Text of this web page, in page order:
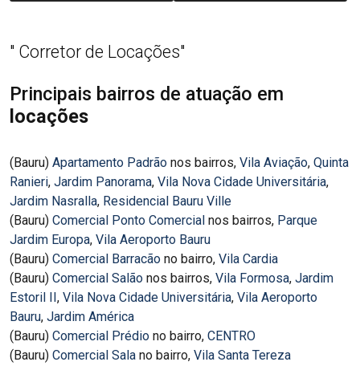
" Corretor de Locações"
Principais bairros de atuação em
locações
(Bauru) Apartamento Padrão nos bairros, Vila Aviação, Quinta
Ranieri, Jardim Panorama, Vila Nova Cidade Universitária,
Jardim Nasralla, Residencial Bauru Ville
(Bauru) Comercial Ponto Comercial nos bairros, Parque
Jardim Europa, Vila Aeroporto Bauru
(Bauru) Comercial Barracão no bairro, Vila Cardia
(Bauru) Comercial Salão nos bairros, Vila Formosa, Jardim
Estoril II, Vila Nova Cidade Universitária, Vila Aeroporto
Bauru, Jardim América
(Bauru) Comercial Prédio no bairro, CENTRO
(Bauru) Comercial Sala no bairro, Vila Santa Tereza